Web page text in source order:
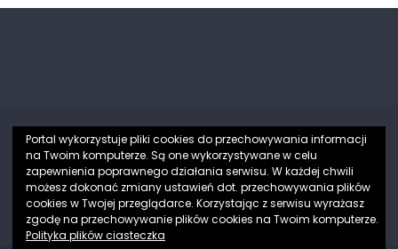
Partnerzy
[elementor-template id="1432"]
Portal wykorzystuje pliki cookies do przechowywania informacji
na Twoim komputerze. Są one wykorzystywane w celu
zapewnienia poprawnego działania serwisu. W każdej chwili
możesz dokonać zmiany ustawień dot. przechowywania plików
cookies w Twojej przeglądarce. Korzystając z serwisu wyrażasz
zgodę na przechowywanie plików cookies na Twoim komputerze.
Polityka plików ciasteczka